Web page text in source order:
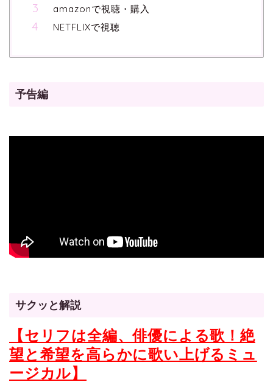
amazonで視聴・購入
NETFLIXで視聴
予告編
サクッと解説
【セリフは全編、俳優による歌！絶
望と希望を高らかに歌い上げるミュ
ージカル】